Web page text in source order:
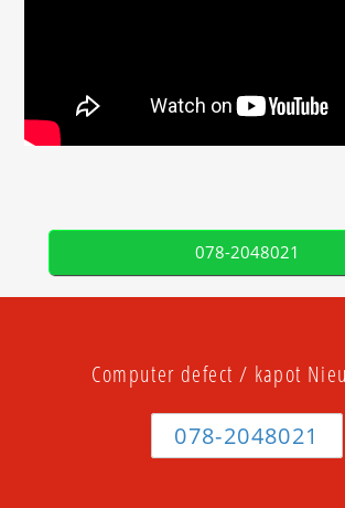
078-2048021
Computer defect / kapot
078-2048021